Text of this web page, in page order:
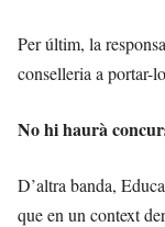
Per últim, la
conselleria a portar-
No hi haurà
D’altra banda,
que en un context